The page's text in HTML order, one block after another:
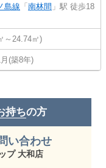
島線 「南林間 」駅 徒歩18
～24.74㎡)
(築8年)
持ちの方
い合わせ
プ 大和店